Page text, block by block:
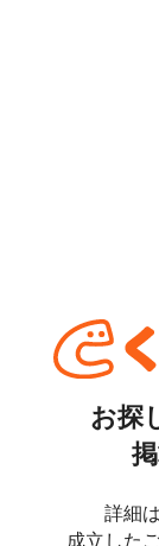
お探
詳細
成立した